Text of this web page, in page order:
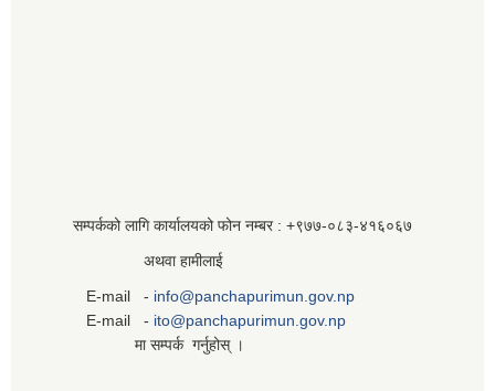
सम्पर्कको लागि कार्यालयको फोन नम्बर : +९७७-०८३‍-४१६०६७
अथवा हामीलाई
E-mail - info@panchapurimun.gov.np
E-mail - ito@panchapurimun.gov.np
मा सम्पर्क गर्नुहोस् ।